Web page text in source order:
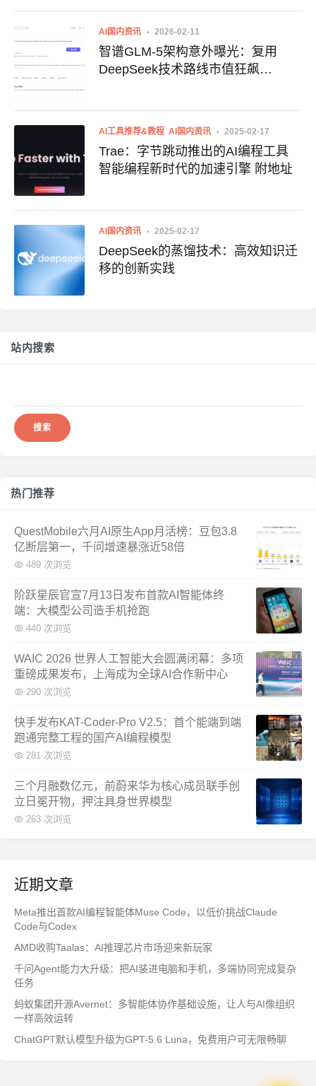
AI国内资讯 2026-02-11
智谱GLM-5架构意外曝光：复用
DeepSeek技术路线市值狂飙
AI工具推荐&教程 AI国内资讯 2025-02-17
Trae：字节跳动推出的AI编程工具
智能编程新时代的加速引擎 附地址
AI国内资讯 2025-02-17
DeepSeek的蒸馏技术：高效知识迁
移的创新实践
站内搜索
热门推荐
QuestMobile六月AI原生App月活榜：豆包3.8
亿断层第一，千问增速暴涨近58倍
489 次浏览
阶跃星辰官宣7月13日发布首款AI智能体终
端：大模型公司造手机抢跑
440 次浏览
WAIC 2026 世界人工智能大会圆满闭幕：多项
重磅成果发布，上海成为全球AI合作新中心
290 次浏览
快手发布KAT-Coder-Pro V2.5：首个能端到端
跑通完整工程的国产AI编程模型
281 次浏览
三个月融数亿元，前蔚来华为核心成员联手创
立日冕开物，押注具身世界模型
263 次浏览
近期文章
Meta推出首款AI编程智能体Muse Code，以低价挑战Claude
Code与Codex
AMD收购Taalas：AI推理芯片市场迎来新玩家
千问Agent能力大升级：把AI装进电脑和手机，多端协同完成复杂
任务
蚂蚁集团开源Avernet：多智能体协作基础设施，让人与AI像组织
一样高效运转
ChatGPT默认模型升级为GPT-5.6 Luna，免费用户可无限畅聊